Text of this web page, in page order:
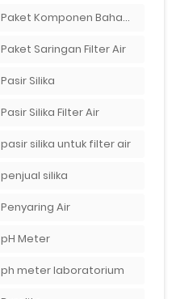
Paket Komponen Bahan Filter Air
Paket Saringan Filter Air
Pasir Silika
Pasir Silika Filter Air
pasir silika untuk filter air
penjual silika
Penyaring Air
pH Meter
ph meter laboratorium